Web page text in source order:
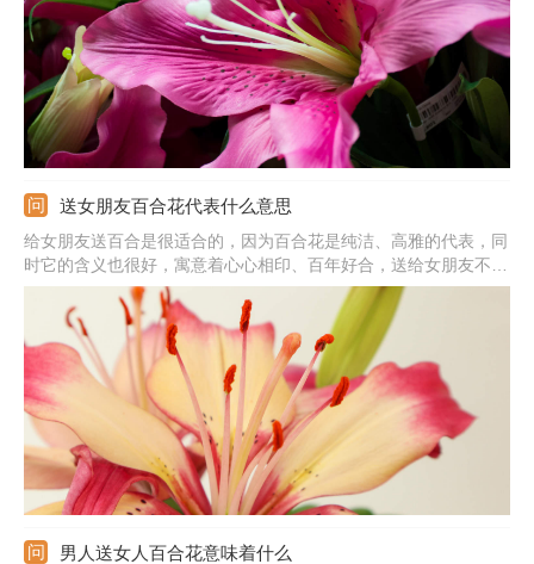
送女朋友百合花代表什么意思
给女朋友送百合是很适合的，因为百合花是纯洁、高雅的代表，同
时它的含义也很好，寓意着心心相印、百年好合，送给女朋友不仅
是对她进行赞美，而且也代表自己内心对于婚姻的憧憬，说明是很
爱对方的。一般送女朋友百合的话，可选择白色或粉色，送的时候
可送1朵、9朵、19朵、20朵、22朵等。
男人送女人百合花意味着什么